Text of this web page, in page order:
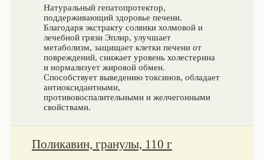
Натуральный гепатопротектор,
поддерживающий здоровье печени.
Благодаря экстракту солянки холмовой и
лечебной грязи Эплир, улучшает
метаболизм, защищает клетки печени от
повреждений, снижает уровень холестерина
и нормализует жировой обмен.
Способствует выведению токсинов, обладает
антиоксидантными,
противовоспалительными и желчегонными
свойствами.
Поликавин, гранулы, 110 г